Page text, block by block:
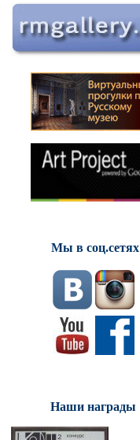
Мы в соц.сетях
Наши награды